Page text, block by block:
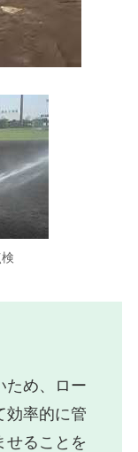
ため、ロー
効率的に管
せることを